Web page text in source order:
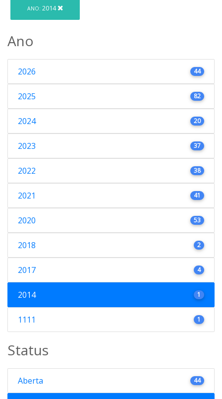
ANO: 2014
Ano
2026 44
2025 82
2024 20
2023 37
2022 38
2021 41
2020 53
2018 2
2017 4
2014 1
1111 1
Status
Aberta 44